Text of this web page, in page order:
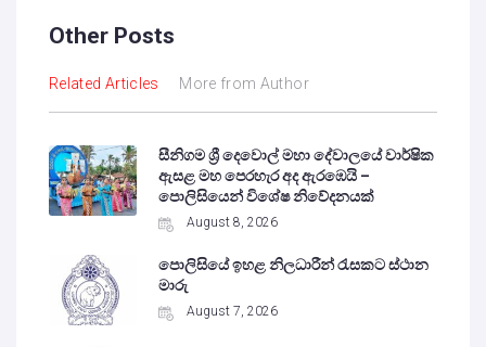
Other Posts
Related Articles More from Author
සීනිගම ශ්‍රී දෙවොල් මහා දේවාලයේ වාර්ෂික
ඇසළ මහ පෙරහැර අද ඇරඹෙයි –
පොලිසියෙන් විශේෂ නිවේදනයක්
August 8, 2026
පොලිසියේ ඉහළ නිලධාරීන් රැසකට ස්ථාන
මාරු
August 7, 2026